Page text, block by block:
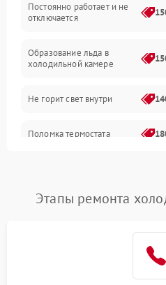
Постоянно работает и не
отключается
Образование льда в
холодильной камере
Не горит свет внутри
Поломка термостата
Поломка системы No Frost
Этапы ремонта